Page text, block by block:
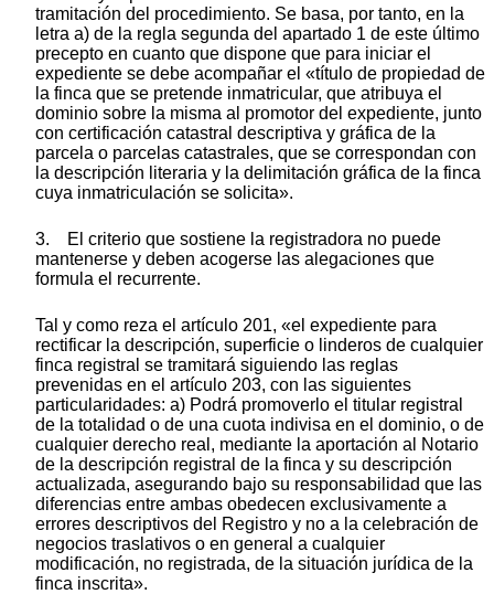
tramitación del procedimiento. Se basa, por tanto, en la
letra a) de la regla segunda del apartado 1 de este último
precepto en cuanto que dispone que para iniciar el
expediente se debe acompañar el «título de propiedad de
la finca que se pretende inmatricular, que atribuya el
dominio sobre la misma al promotor del expediente, junto
con certificación catastral descriptiva y gráfica de la
parcela o parcelas catastrales, que se correspondan con
la descripción literaria y la delimitación gráfica de la finca
cuya inmatriculación se solicita».
3. El criterio que sostiene la registradora no puede
mantenerse y deben acogerse las alegaciones que
formula el recurrente.
Tal y como reza el artículo 201, «el expediente para
rectificar la descripción, superficie o linderos de cualquier
finca registral se tramitará siguiendo las reglas
prevenidas en el artículo 203, con las siguientes
particularidades: a) Podrá promoverlo el titular registral
de la totalidad o de una cuota indivisa en el dominio, o de
cualquier derecho real, mediante la aportación al Notario
de la descripción registral de la finca y su descripción
actualizada, asegurando bajo su responsabilidad que las
diferencias entre ambas obedecen exclusivamente a
errores descriptivos del Registro y no a la celebración de
negocios traslativos o en general a cualquier
modificación, no registrada, de la situación jurídica de la
finca inscrita».